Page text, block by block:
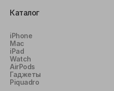
Каталог
iPhone
Mac
iPad
Watch
AirPods
Гаджеты
Piquadro